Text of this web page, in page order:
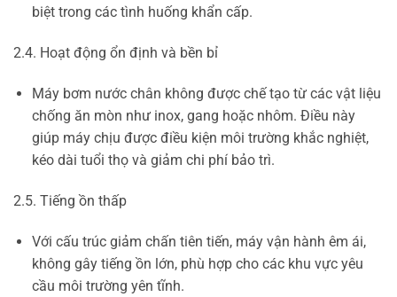
biệt trong các tình huống khẩn cấp.
2.4. Hoạt động ổn định và bền bỉ
Máy bơm nước chân không được chế tạo từ các vật liệu
chống ăn mòn như inox, gang hoặc nhôm. Điều này
giúp máy chịu được điều kiện môi trường khắc nghiệt,
kéo dài tuổi thọ và giảm chi phí bảo trì.
2.5. Tiếng ồn thấp
Với cấu trúc giảm chấn tiên tiến, máy vận hành êm ái,
không gây tiếng ồn lớn, phù hợp cho các khu vực yêu
cầu môi trường yên tĩnh.